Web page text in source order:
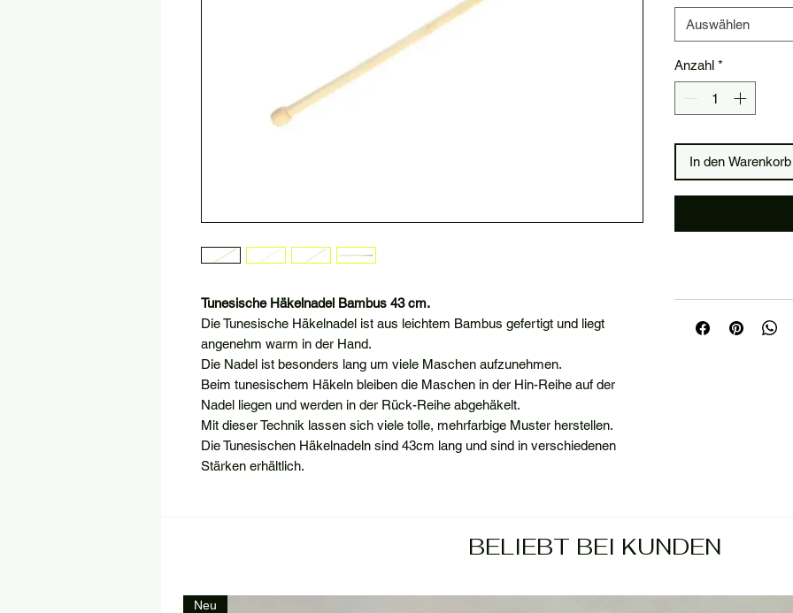
Tunesische Häkelnadel Bambus 43 cm.
Die Tunesische Häkelnadel ist aus leichtem Bambus gefertigt und liegt
angenehm warm in der Hand.
Die Nadel ist besonders lang um viele Maschen aufzunehmen.
Beim tunesischem Häkeln bleiben die Maschen in der Hin-Reihe auf der
Nadel liegen und werden in der Rück-Reihe abgehäkelt.
Mit dieser Technik lassen sich viele tolle, mehrfarbige Muster herstellen.
Die Tunesischen Häkelnadeln sind 43cm lang und sind in verschiedenen
Stärken erhältlich.
Auswählen
Anzahl *
In den Warenkorb
BELIEBT BEI KUNDEN
Neu